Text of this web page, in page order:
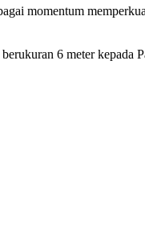
momentum
6 meter kepada